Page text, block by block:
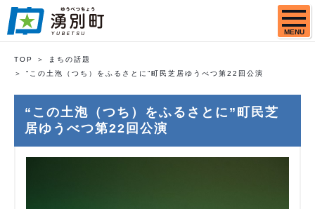
MENU
TOP
まちの話題
“この土泡（つち）をふるさとに”町民芝居ゆうべつ第22回公演
“この土泡（つち）をふるさとに”町民芝
居ゆうべつ第22回公演